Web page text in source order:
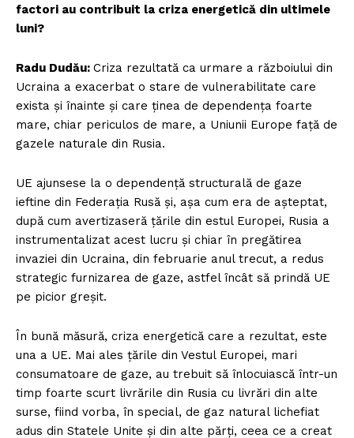
factori au contribuit la criza energetică din ultimele
luni?
Radu Dudău: Criza rezultată ca urmare a războiului din
Ucraina a exacerbat o stare de vulnerabilitate care
exista și înainte și care ținea de dependența foarte
mare, chiar periculos de mare, a Uniunii Europe față de
gazele naturale din Rusia.
UE ajunsese la o dependență structurală de gaze
ieftine din Federația Rusă și, așa cum era de așteptat,
după cum avertizaseră țările din estul Europei, Rusia a
instrumentalizat acest lucru și chiar în pregătirea
invaziei din Ucraina, din februarie anul trecut, a redus
strategic furnizarea de gaze, astfel încât să prindă UE
pe picior greșit.
În bună măsură, criza energetică care a rezultat, este
una a UE. Mai ales țările din Vestul Europei, mari
consumatoare de gaze, au trebuit să înlocuiască într-un
timp foarte scurt livrările din Rusia cu livrări din alte
surse, fiind vorba, în special, de gaz natural lichefiat
adus din Statele Unite și din alte părți, ceea ce a creat